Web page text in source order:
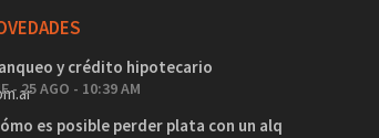
y crédito hipotecario
- 25 AGO - 10:39 AM
es posible perder plata con un alq